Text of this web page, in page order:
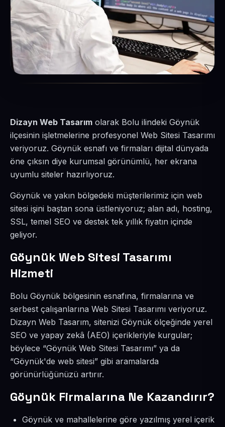
Dizayn Web Tasarım olarak Bolu ilindeki Göynük
ilçesinin işletmelerine profesyonel Web Sitesi Tasarımı
veriyoruz. Göynük esnafı ve firmaları dijital dünyada
öne çıksın diye kurumsal görünümlü, her ekrana
uyumlu siteler hazırlıyoruz.
Göynük ve yakın bölgedeki müşterilerimiz için web
sitesi işini baştan sona üstleniyoruz; alan adı, hosting,
SSL, temel SEO ve destek tek yıllık fiyatın içinde
geliyor.
Göynük Web Sitesi Tasarımı
Hizmeti
Bolu Göynük bölgesinin esnafına, firmalarına ve
serbest çalışanlarına Web Sitesi Tasarımı veriyoruz.
Dizayn Web Tasarım, sitenizi Göynük ölçeğinde yerel
SEO ve yapay zekâ (AEO) içerikleriyle kurgular;
böylece “Göynük Web Sitesi Tasarımı” ya da
“Göynük'de web sitesi” gibi aramalarda
görünürlüğünüzü artırır.
Göynük Firmalarına Ne Kazandırır?
Göynük ve mahallelerine göre yazılmış yerel içerik